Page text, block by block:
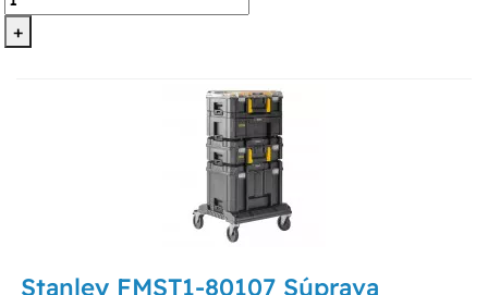
+
Stanley FMST1-80107 Súprava